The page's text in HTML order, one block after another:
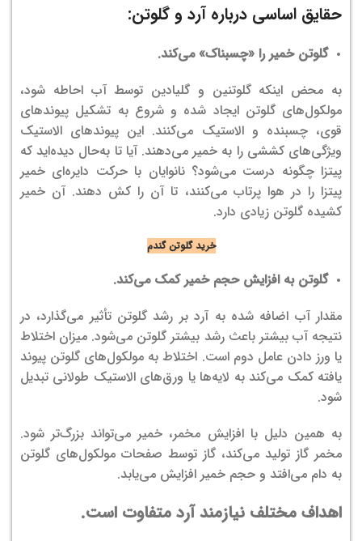
حقایق اساسی درباره آرد و گلوتن:
گلوتن خمیر را «چسبناک» می‌کند.
به محض اینکه گلوتنین و گلیادین توسط آب احاطه شود،
مولکول‌های گلوتن ایجاد شده و شروع به تشکیل پیوندهای
قوی، چسبنده و الاستیک می‌کنند. این پیوندهای الاستیک
ویژگی‌های کششی را به خمیر می‌دهند. آیا تا به‌حال دیده‌اید که
پیتزا چگونه درست می‌شود؟ نانوایان با حرکت دایره‌ای خمیر
پیتزا را در هوا پرتاب می‌کنند، تا آن را کش دهند. آن خمیر
کشیده گلوتن زیادی دارد.
خرید گلوتن گندم
گلوتن به افزایش حجم خمیر کمک می‌کند.
مقدار آب اضافه شده به آرد بر رشد گلوتن تأثیر می‌گذارد، در
نتیجه آب بیشتر باعث رشد بیشتر گلوتن می‌شود. میزان اختلاط
یا ورز دادن عامل دوم است. اختلاط به مولکول‌های گلوتن پیوند
یافته کمک می‌کند به لایه‌ها یا ورق‌های الاستیک طولانی تبدیل
شود.
به همین دلیل با افزایش مخمر، خمیر می‌تواند بزرگ‌تر شود.
مخمر گاز تولید می‌کند، گاز توسط صفحات مولکول‌های گلوتن
به دام می‌افتد و حجم خمیر افزایش می‌یابد.
اهداف مختلف نیازمند آرد متفاوت است.